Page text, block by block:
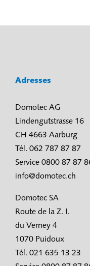
Adresses
Domotec AG
Lindengutstrasse 16
CH 4663 Aarburg
Tél. 062 787 87 87
Service 0800 87 87
info@domotec.ch
Domotec SA
Route de la Z. I.
du Verney 4
1070 Puidoux
Tél. 021 635 13 23